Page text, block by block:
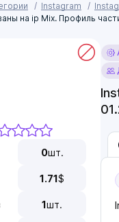
Instagram
на ip Mix. Профиль
0шт.
1.71$
1шт.